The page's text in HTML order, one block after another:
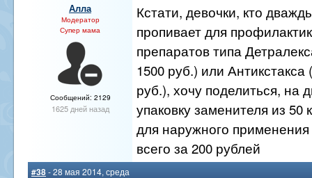
Алла
Модератор
Супер мама
Сообщений: 2129
1625 дней назад
Кстати, девочки, кто
пропивает для
препаратов типа
1500 руб.) или Антикстакса
руб.), хочу поделиться, на
упаковку заменителя из 50
для наружного
всего за 200 рублей
#38- 28 мая 2014, среда